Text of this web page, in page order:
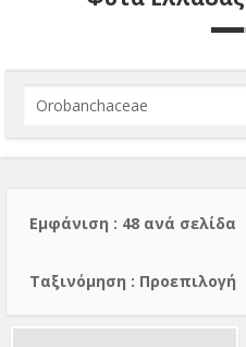
Εμφάνιση : 48 ανά σελίδα
Тαξινόμηση : Προεπιλογή